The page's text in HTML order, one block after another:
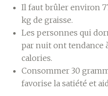
Il faut brûler environ
kg de graisse.
Les personnes qui
par nuit ont tendance
calories.
Consommer 30
favorise la satiété et